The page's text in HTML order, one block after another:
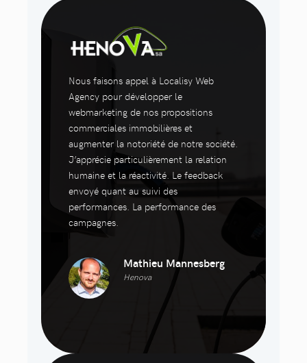
Nous faisons appel à Localisy Web
Agency pour développer le
webmarketing de nos propositions
commerciales immobilières et
augmenter la notoriété de notre société.
J’apprécie particulièrement la relation
humaine et la réactivité. Le feedback
envoyé quant au suivi des
performances. La performance des
campagnes.
Mathieu Mannesberg
Henova